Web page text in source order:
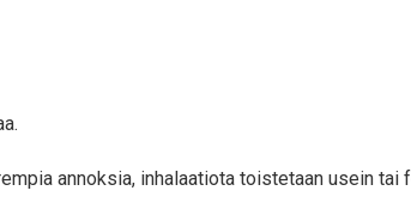
annoksia, inhalaatiota toistetaan usein